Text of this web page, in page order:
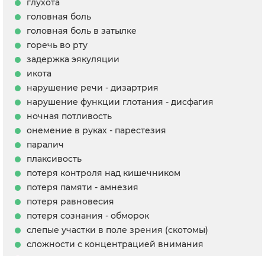
глухота
головная боль
головная боль в затылке
горечь во рту
задержка эякуляции
икота
нарушение речи - дизартрия
нарушение функции глотания - дисфагия
ночная потливость
онемение в руках - парестезия
паралич
плаксивость
потеря контроля над кишечником
потеря памяти - амнезия
потеря равновесия
потеря сознания - обморок
слепые участки в поле зрения (скотомы)
сложности с концентрацией внимания